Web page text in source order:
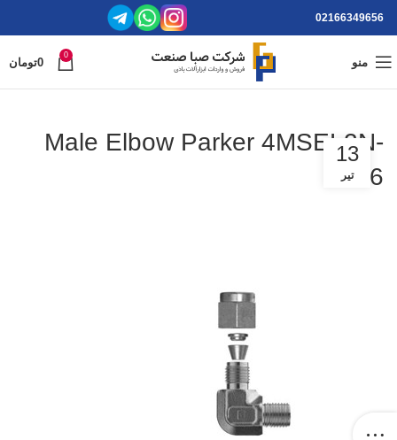
02166349656
منو
0
0تومان
Male Elbow Parker 4MSEL2N-
316
13
تیر